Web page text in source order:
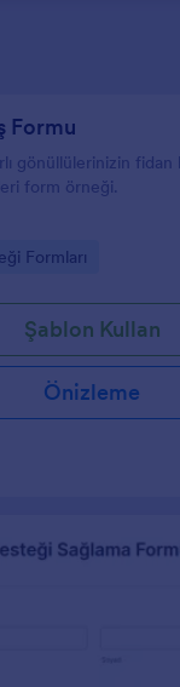
Formu
gönüllülerinizin fidan
form örneği.
Formları
Şablon Kullan
Önizleme